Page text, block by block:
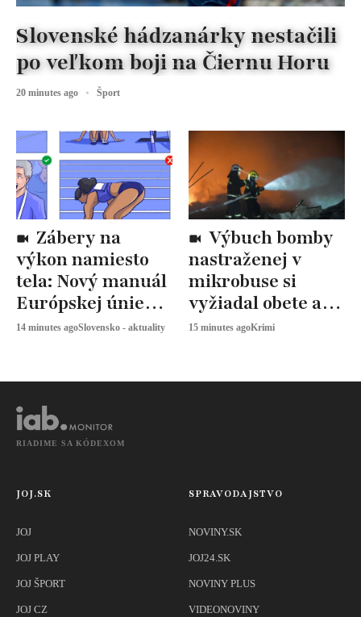
výkon namiesto
tela: Nový manuál
Európskej únie
určuje, ako
14 minutes agoSlovensko - aktuality
nastraženej v
mikrobuse si
vyžiadal obete a
zranených
15 minutes agoKrimi
Slovenské hádzanárky nestačili
po veľkom boji na Čiernu Horu
20 minutes ago Šport
RIADIME SA KÓDEXOM
JOJ.SK
JOJ
JOJ PLAY
JOJ ŠPORT
JOJ CZ
SPRAVODAJSTVO
NOVINY.SK
JOJ24.SK
NOVINY PLUS
VIDEONOVINY